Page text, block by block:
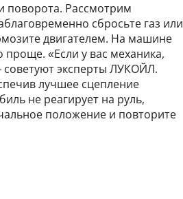
поворота. Рассмотрим
сбросьте газ или
двигателем. На машине
«Если у вас механика,
советуют эксперты ЛУКОЙЛ.
лучшее сцепление
не реагирует на руль,
положение и повторите